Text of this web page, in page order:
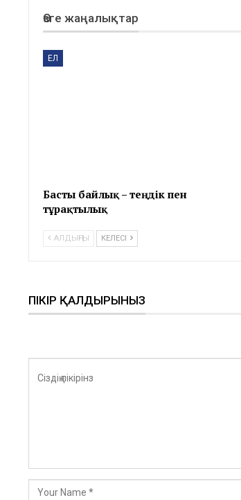
Өзге жаңалықтар
ЕЛ
Басты байлық – теңдік пен
тұрақтылық
АЛДЫҢҒЫ КЕЛЕСІ
ПІКІР ҚАЛДЫРЫНЫЗ